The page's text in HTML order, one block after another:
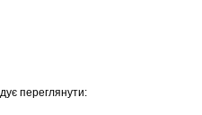
переглянути: